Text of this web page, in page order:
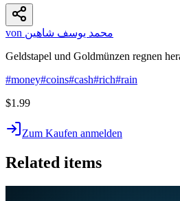
von محمد يوسف شاهين
Geldstapel und Goldmünzen regnen
#money#coins#cash#rich#rain
$1.99
Zum Kaufen anmelden
Related items